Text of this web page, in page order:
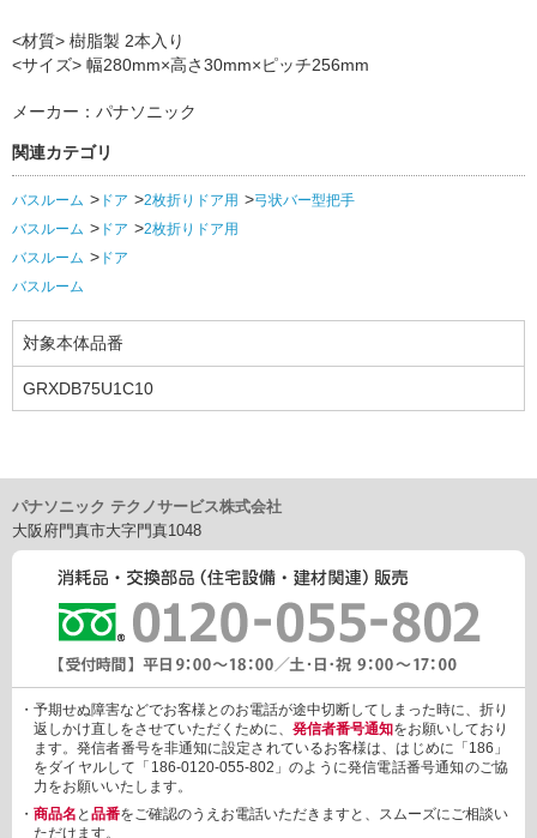
<材質> 樹脂製 2本入り
<サイズ> 幅280mm×高さ30mm×ピッチ256mm
メーカー：パナソニック
関連カテゴリ
バスルーム ドア 2枚折りドア用
弓状バー型把手
バスルーム
ドア
2枚折りドア用
バスルーム
ドア
バスルーム
対象本体品番
GRXDB75U1C10
パナソニック テクノサービス株式会社
大阪府門真市大字門真1048
・予期せぬ障害などでお客様とのお電話が途中切断してしまった時に、折り
返しかけ直しをさせていただくために、 発信者番号通知をお願いしており
ます。発信者番号を非通知に設定されているお客様は、はじめに「186」
をダイヤルして「186-0120-055-802」のように発信電話番号通知のご協
力をお願いいたします。
・ 商品名 と 品番をご確認のうえお電話いただきますと、スムーズにご相談い
ただけます。